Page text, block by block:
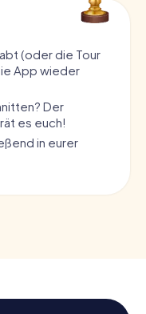
(oder die Tour
App wieder
Der
es euch!
in eurer